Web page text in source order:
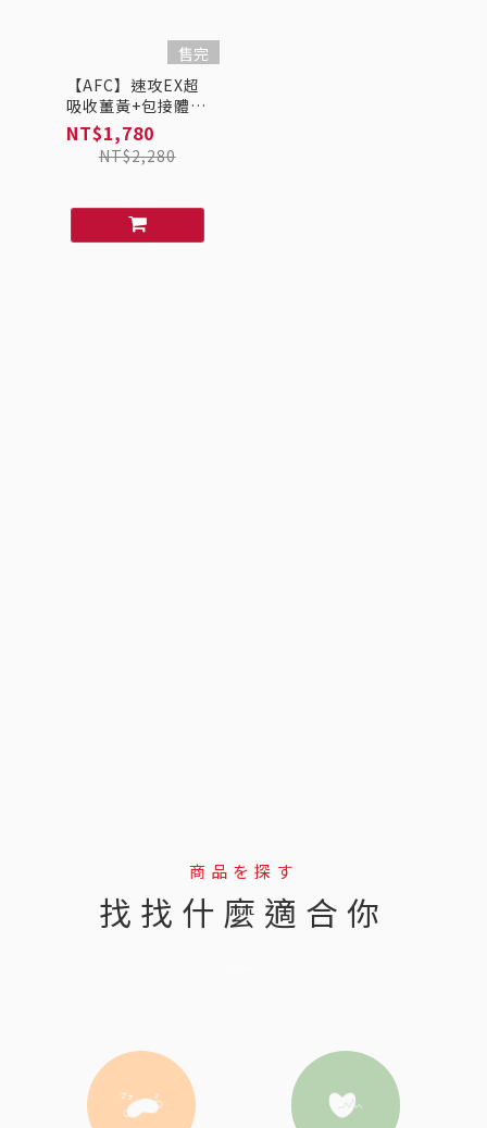
售完
【AFC】速攻EX超
吸收薑黃+包接體
Q10 30粒/瓶(日本
原裝)
NT$1,780
NT$2,280
商品を探す
找找什麼適合你